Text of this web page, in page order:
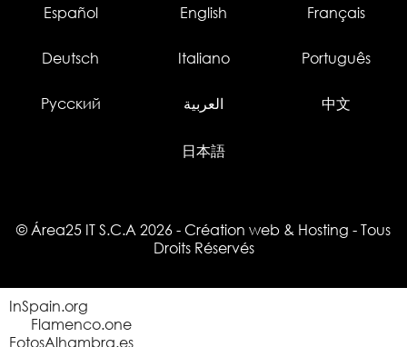
Español English Français
Deutsch Italiano Português
Русский العربية 中文
日本語
© Área25 IT S.C.A 2026 - Création web & Hosting - Tous
Droits Réservés
InSpain.org
Flamenco.one
FotosAlhambra.es